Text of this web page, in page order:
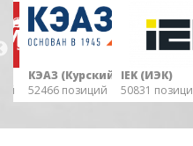
КЭАЗ (Курский ...
52466 позиций
IEK (ИЭК)
50831 позиция